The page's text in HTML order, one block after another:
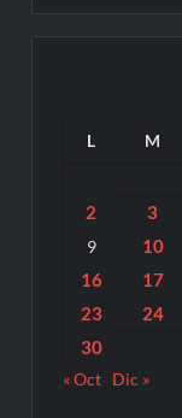
L M
2 3
9 10
16 17
23
24
30
« Oct Dic »